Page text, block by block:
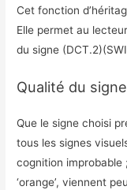
Cet fonction
Elle permet au
du signe
Qualité du signe
Que le signe choisi
tous les signes
cognition improbable
‘orange’, viennent